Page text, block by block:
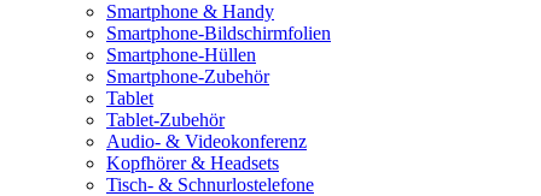
Smartphone & Handy
Smartphone-Bildschirmfolien
Smartphone-Hüllen
Smartphone-Zubehör
Tablet
Tablet-Zubehör
Audio- & Videokonferenz
Kopfhörer & Headsets
Tisch- & Schnurlostelefone